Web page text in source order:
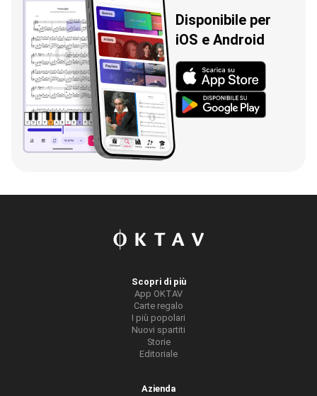
Disponibile per
iOS e Android
Scopri di più
App OKTAV
Carte regalo
I più popolari
Nuovi spartiti
Storie
Editoriale
Azienda